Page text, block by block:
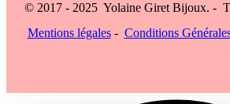
© 2017 - 2025 Yolaine Giret Bijoux. -
Mentions légales- Conditions